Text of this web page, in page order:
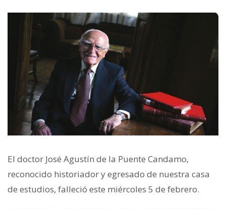
El doctor José Agustín de la Puente Candamo,
reconocido historiador y egresado de nuestra casa
de estudios, falleció este miércoles 5 de febrero.